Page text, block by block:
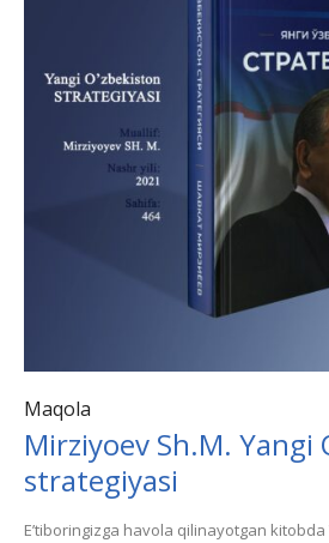
Maqola
Mirziyoev Sh.M. Yangi
strategiyasi
Eʼtiboringizga havola qilinayotgan